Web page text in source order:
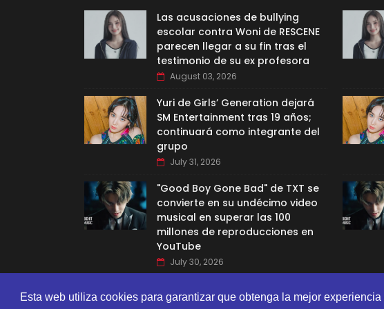
Esta web utiliza cookies para garantizar que obtenga la mejor
Las acusaciones de bullying
escolar contra Woni de RESCENE
parecen llegar a su fin tras el
testimonio de su ex profesora
August 03, 2026
Yuri de Girls’ Generation dejará
SM Entertainment tras 19 años;
continuará como integrante del
grupo
July 31, 2026
"Good Boy Gone Bad" de TXT se
convierte en su undécimo video
musical en superar las 100
millones de reproducciones en
YouTube
July 30, 2026
SORATEMPLATES | DISTRIBUTED BY GOOYAABI TEMPLATES